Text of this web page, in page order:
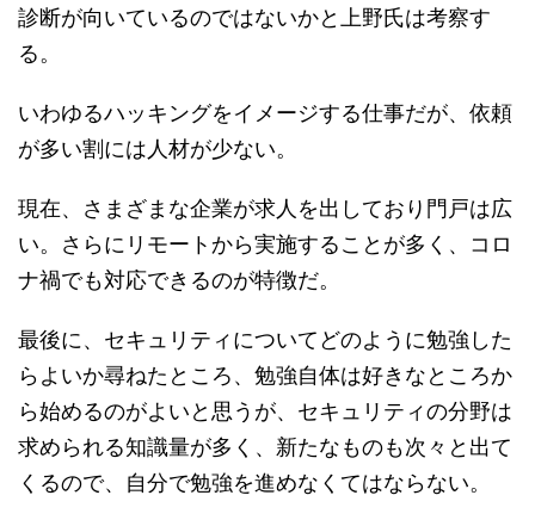
診断が向いているのではないかと上野氏は考察す
る。
いわゆるハッキングをイメージする仕事だが、依頼
が多い割には人材が少ない。
現在、さまざまな企業が求人を出しており門戸は広
い。さらにリモートから実施することが多く、コロ
ナ禍でも対応できるのが特徴だ。
最後に、セキュリティについてどのように勉強した
らよいか尋ねたところ、勉強自体は好きなところか
ら始めるのがよいと思うが、セキュリティの分野は
求められる知識量が多く、新たなものも次々と出て
くるので、自分で勉強を進めなくてはならない。